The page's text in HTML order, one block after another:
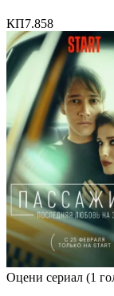
КП7.858
Оцени сериал (1